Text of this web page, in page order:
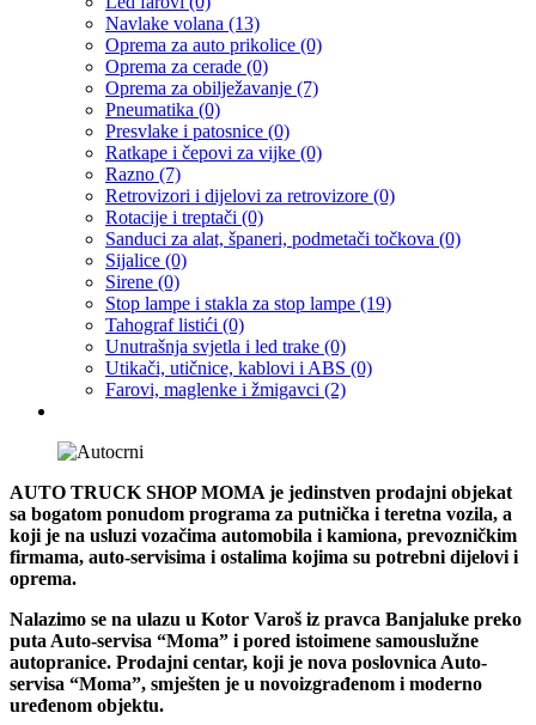
Navlake volana (13)
Oprema za auto prikolice (0)
Oprema za cerade (0)
Oprema za obilježavanje (7)
Pneumatika (0)
Presvlake i patosnice (0)
Ratkape i čepovi za vijke (0)
Razno (7)
Retrovizori i dijelovi za retrovizore (0)
Rotacije i treptači (0)
Sanduci za alat, španeri, podmetači točkova (0)
Sijalice (0)
Sirene (0)
Stop lampe i stakla za stop lampe (19)
Tahograf listići (0)
Unutrašnja svjetla i led trake (0)
Utikači, utičnice, kablovi i ABS (0)
Farovi, maglenke i žmigavci (2)
AUTO TRUCK SHOP MOMA je jedinstven prodajni objekat
sa bogatom ponudom programa za putnička i teretna vozila, a
koji je na usluzi vozačima automobila i kamiona, prevozničkim
firmama, auto-servisima i ostalima kojima su potrebni dijelovi i
oprema.
Nalazimo se na ulazu u Kotor Varoš iz pravca Banjaluke preko
puta Auto-servisa “Moma” i pored istoimene samouslužne
autopranice. Prodajni centar, koji je nova poslovnica Auto-
servisa “Moma”, smješten je u novoizgrađenom i moderno
uređenom objektu.